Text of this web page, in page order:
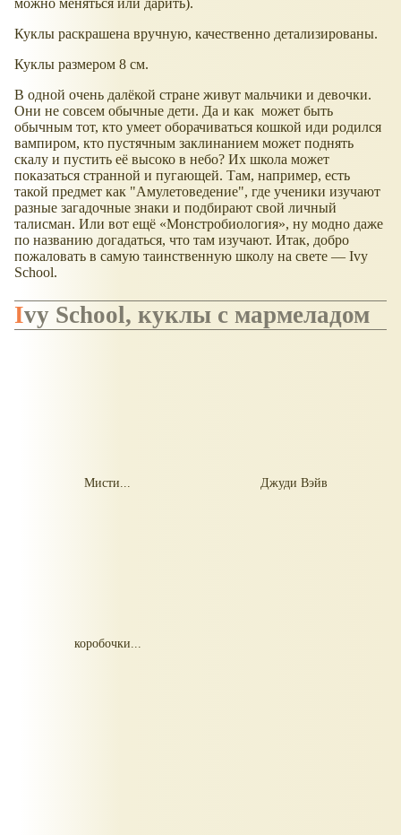
Куклы раскрашена вручную, качественно детализированы.
Куклы размером 8 см.
В одной очень далёкой стране живут мальчики и девочки.
Они не совсем обычные дети. Да и как может быть
обычным тот, кто умеет оборачиваться кошкой иди родился
вампиром, кто пустячным заклинанием может поднять
скалу и пустить её высоко в небо? Их школа может
показаться странной и пугающей. Там, например, есть
такой предмет как "Амулетоведение", где ученики изучают
разные загадочные знаки и подбирают свой личный
талисман. Или вот ещё «Монстробиология», ну модно даже
по названию догадаться, что там изучают. Итак, добро
пожаловать в самую таинственную школу на свете — Ivy
School.
Ivy School, куклы с мармеладом
Мисти... Джуди Вэйв
коробочки...